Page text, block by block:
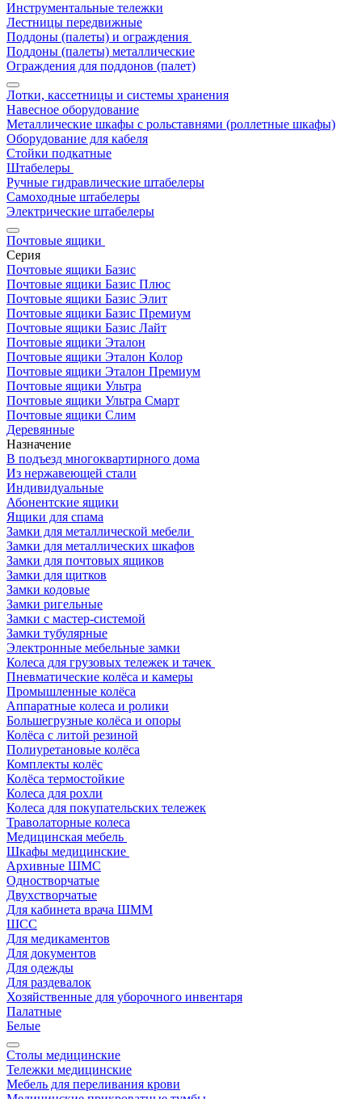
Инструментальные тележки
Лестницы передвижные
Поддоны (палеты) и ограждения
Поддоны (палеты) металлические
Ограждения для поддонов (палет)
Лотки, кассетницы и системы хранения
Навесное оборудование
Металлические шкафы с рольставнями (роллетные шкафы)
Оборудование для кабеля
Стойки подкатные
Штабелеры
Ручные гидравлические штабелеры
Самоходные штабелеры
Электрические штабелеры
Почтовые ящики
Серия
Почтовые ящики Базис
Почтовые ящики Базис Плюс
Почтовые ящики Базис Элит
Почтовые ящики Базис Премиум
Почтовые ящики Базис Лайт
Почтовые ящики Эталон
Почтовые ящики Эталон Колор
Почтовые ящики Эталон Премиум
Почтовые ящики Ультра
Почтовые ящики Ультра Смарт
Почтовые ящики Слим
Деревянные
Назначение
В подъезд многоквартирного дома
Из нержавеющей стали
Индивидуальные
Абонентские ящики
Ящики для спама
Замки для металлической мебели
Замки для металлических шкафов
Замки для почтовых ящиков
Замки для щитков
Замки кодовые
Замки ригельные
Замки с мастер-системой
Замки тубулярные
Электронные мебельные замки
Колеса для грузовых тележек и тачек
Пневматические колёса и камеры
Промышленные колёса
Аппаратные колеса и ролики
Большегрузные колёса и опоры
Колёса с литой резиной
Полиуретановые колёса
Комплекты колёс
Колёса термостойкие
Колеса для рохли
Колеса для покупательских тележек
Траволаторные колеса
Медицинская мебель
Шкафы медицинские
Архивные ШМС
Одностворчатые
Двухстворчатые
Для кабинета врача ШММ
ШСС
Для медикаментов
Для документов
Для одежды
Для раздевалок
Хозяйственные для уборочного инвентаря
Палатные
Белые
Столы медицинские
Тележки медицинские
Мебель для переливания крови